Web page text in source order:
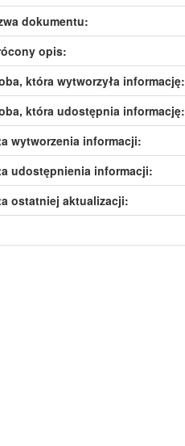
dokumentu:
opis:
która wytworzyła informację:
która udostępnia informację:
wytworzenia informacji:
udostępnienia informacji:
ostatniej aktualizacji: